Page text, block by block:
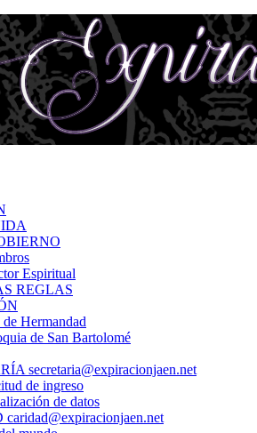
Espiritual
REGLAS
de Hermandad
de San Bartolomé
secretaria@expiracionjaen.net
de ingreso
de datos